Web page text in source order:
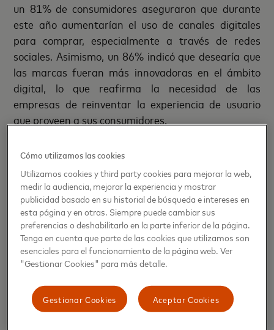
un 81% de consumidores aseguraron que durante
este año aumentarían el uso de canales digitales
para comprar, especialmente a través de redes
sociales. Asimismo, un 86% indicó que desearía que
las marcas fueran más innovadoras en el ámbito
digital, lo que reafirma la necesidad de las
empresas de reinventar la experiencia de usuario
que proveen a sus consumidores.
es entender las formas de pago que demandan sus
consumidores. Datos de Mastercard revelan que un
72% de usuarios han utilizado un nuevo método de
pago durante la pandemia, entre los que destaca la
tecnología de pago sin contacto, biometría, códigos
QR y monedas digitales. Si bien es cierto existe un
componente higiénico de gran relevancia para el
tecnologíade pagos sin contactoes un método más
higiénico), la conveniencia se ha convertido en un
Cómo utilizamos las cookies
Utilizamos cookies y third party cookies para mejorar la web,
medir la audiencia, mejorar la experiencia y mostrar
publicidad basado en su historial de búsqueda e intereses en
esta página y en otras. Siempre puede cambiar sus
preferencias o deshabilitarlo en la parte inferior de la página.
Tenga en cuenta que parte de las cookies que utilizamos son
esenciales para el funcionamiento de la página web. Ver
"Gestionar Cookies" para más detalle.
Aceptar Cookies
Gestionar Cookies